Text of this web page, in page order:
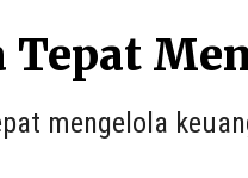
Tepat
mengelola